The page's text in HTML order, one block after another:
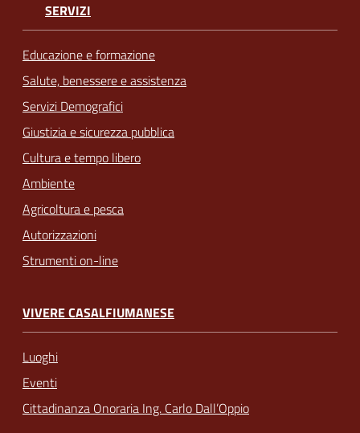
SERVIZI
Educazione e formazione
Salute, benessere e assistenza
Servizi Demografici
Giustizia e sicurezza pubblica
Cultura e tempo libero
Ambiente
Agricoltura e pesca
Autorizzazioni
Strumenti on-line
VIVERE CASALFIUMANESE
Luoghi
Eventi
Cittadinanza Onoraria Ing. Carlo Dall’Oppio